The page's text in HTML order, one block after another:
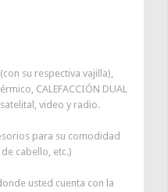
su respectiva vajilla),
CALEFACCIÓN DUAL
video y radio.
para su comodidad
cabello, etc.)
usted cuenta con la